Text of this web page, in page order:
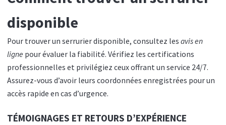
disponible
Pour trouver un serrurier disponible, consultez les avis en
ligne pour évaluer la fiabilité. Vérifiez les certifications
professionnelles et privilégiez ceux offrant un service 24/7.
Assurez-vous d’avoir leurs coordonnées enregistrées pour un
accès rapide en cas d’urgence.
TÉMOIGNAGES ET RETOURS D’EXPÉRIENCE